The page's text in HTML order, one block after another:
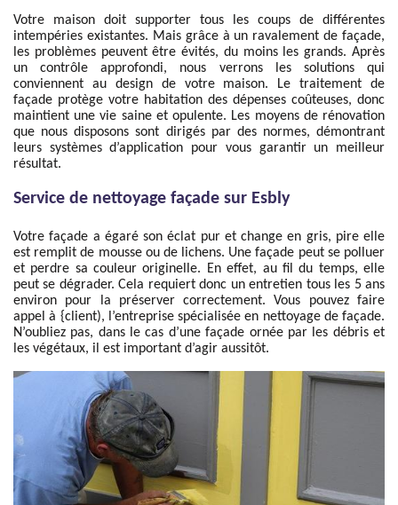
Votre maison doit supporter tous les coups de différentes
intempéries existantes. Mais grâce à un ravalement de façade,
les problèmes peuvent être évités, du moins les grands. Après
un contrôle approfondi, nous verrons les solutions qui
conviennent au design de votre maison. Le traitement de
façade protège votre habitation des dépenses coûteuses, donc
maintient une vie saine et opulente. Les moyens de rénovation
que nous disposons sont dirigés par des normes, démontrant
leurs systèmes d’application pour vous garantir un meilleur
résultat.
Service de nettoyage façade sur Esbly
Votre façade a égaré son éclat pur et change en gris, pire elle
est remplit de mousse ou de lichens. Une façade peut se polluer
et perdre sa couleur originelle. En effet, au fil du temps, elle
peut se dégrader. Cela requiert donc un entretien tous les 5 ans
environ pour la préserver correctement. Vous pouvez faire
appel à {client), l’entreprise spécialisée en nettoyage de façade.
N’oubliez pas, dans le cas d’une façade ornée par les débris et
les végétaux, il est important d’agir aussitôt.